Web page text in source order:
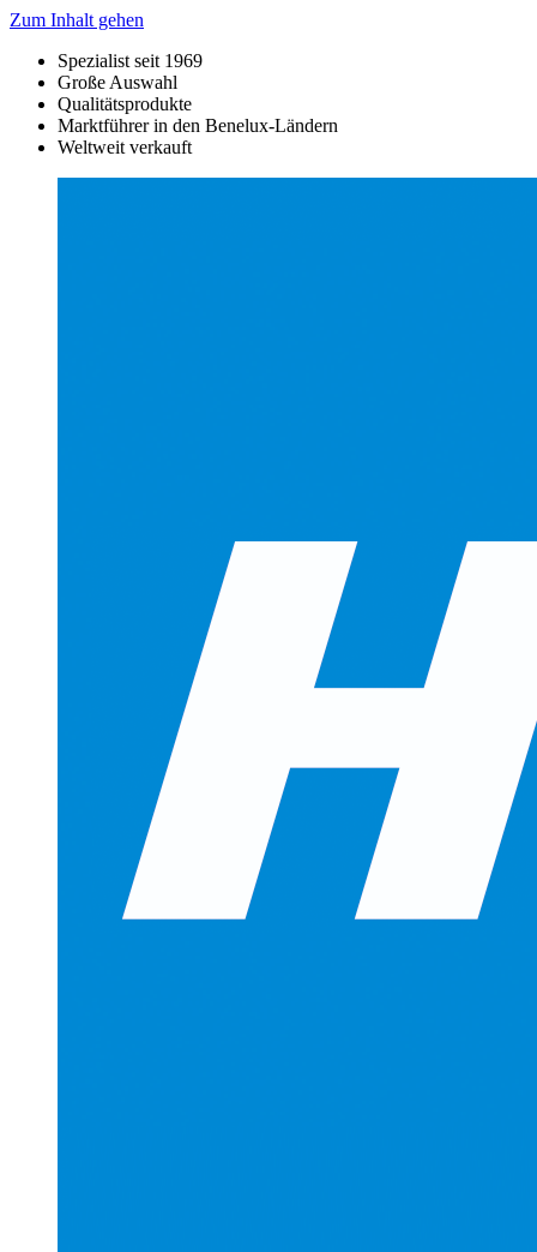
Zum Inhalt gehen
Spezialist seit 1969
Große Auswahl
Qualitätsprodukte
Marktführer in den Benelux-Ländern
Weltweit verkauft